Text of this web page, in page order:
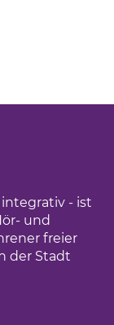
integrativ - ist
und
freier
der Stadt